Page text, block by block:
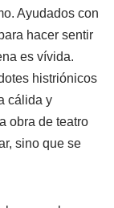
Ayudados con
hacer sentir
es vívida.
histriónicos
cálida y
obra de teatro
sino que se